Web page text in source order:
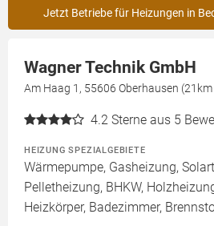
Jetzt Betriebe für Heizungen in
Wagner Technik GmbH
Am Haag 1, 55606 Oberhausen
4.2 Sterne aus 5
HEIZUNG SPEZIALGEBIETE
Wärmepumpe, Gasheizung,
Pelletheizung, BHKW,
Heizkörper, Badezimmer,